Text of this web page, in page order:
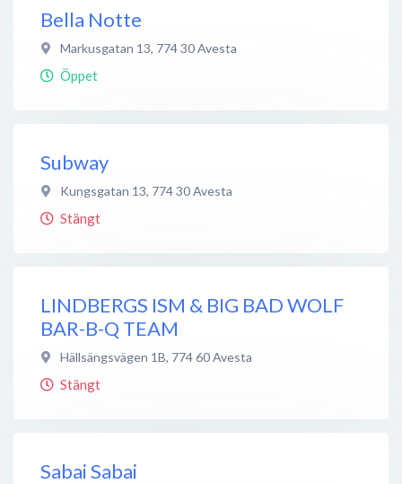
Bella Notte
Markusgatan 13, 774 30Avesta
Öppet
Subway
Kungsgatan 13, 774 30Avesta
Stängt
LINDBERGS ISM & BIG BAD WOLF
BAR-B-Q TEAM
Hällsängsvägen 1B, 774 60Avesta
Stängt
Sabai Sabai